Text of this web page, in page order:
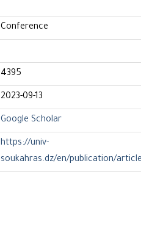
Conference
4395
2023-09-13
Google Scholar
https://univ-
soukahras.dz/en/publication/